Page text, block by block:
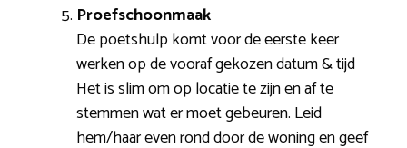
Proefschoonmaak
De poetshulp komt voor de eerste keer
werken op de vooraf gekozen datum & tijd
Het is slim om op locatie te zijn en af te
stemmen wat er moet gebeuren. Leid
hem/haar even rond door de woning en geef